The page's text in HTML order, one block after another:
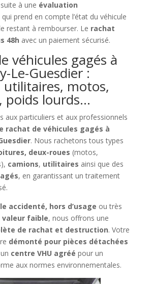
à une évaluation
qui prend en compte l’état du véhicule
restant à rembourser. Le rachat
48h avec un paiement sécurisé.
véhicules gagés à
Le-Guesdier :
motos,
poids lourds…
aux particuliers et aux professionnels
rachat de véhicules gagés à
. Nous rachetons tous types
deux-roues (motos,
camions, utilitaires ainsi que des
, en garantissant un traitement
accidenté, hors d’usage ou très
valeur faible, nous offrons une
de rachat et destruction. Votre
démonté pour pièces détachées
centre VHU agréé pour un
aux normes environnementales.